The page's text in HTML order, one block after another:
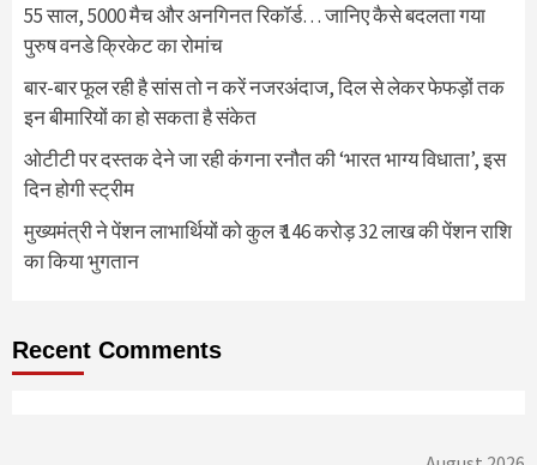
55 साल, 5000 मैच और अनगिनत रिकॉर्ड… जानिए कैसे बदलता गया
पुरुष वनडे क्रिकेट का रोमांच
बार-बार फूल रही है सांस तो न करें नजरअंदाज, दिल से लेकर फेफड़ों तक
इन बीमारियों का हो सकता है संकेत
ओटीटी पर दस्तक देने जा रही कंगना रनौत की ‘भारत भाग्य विधाता’, इस
दिन होगी स्ट्रीम
मुख्यमंत्री ने पेंशन लाभार्थियों को कुल ₹ 146 करोड़ 32 लाख की पेंशन राशि
का किया भुगतान
Recent Comments